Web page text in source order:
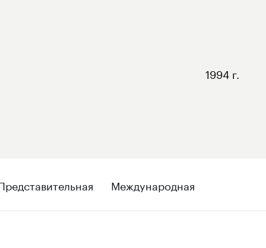
1994 г.
Международная